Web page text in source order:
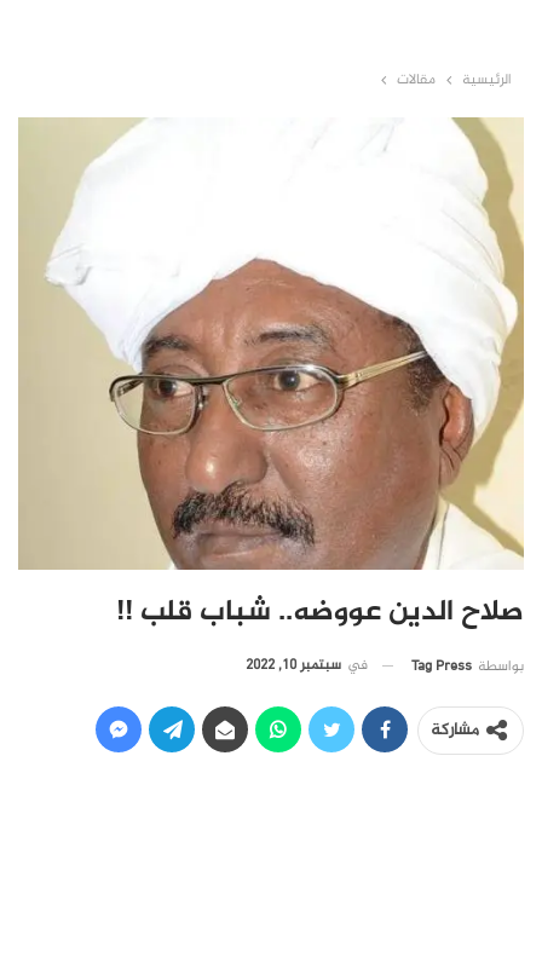
الرئيسية مقالات
صلاح الدين عووضه.. شباب قلب !!
بواسطة Tag Press في سبتمبر 10, 2022
مشاركة